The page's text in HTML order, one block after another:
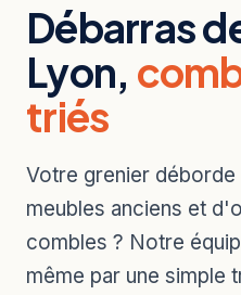
Débarras
Lyon,
triés
Votre grenier
meubles anciens et
combles ? Notre
même par une simple